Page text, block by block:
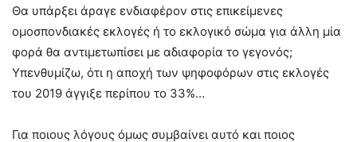
Θα υπάρξει άραγε ενδιαφέρον στις επικείμενες
ομοσπονδιακές εκλογές ή το εκλογικό σώμα για άλλη μία
φορά θα αντιμετωπίσει με αδιαφορία το γεγονός;
Υπενθυμίζω, ότι η αποχή των ψηφοφόρων στις εκλογές
του 2019 άγγιξε περίπου το 33%…
Για ποιους λόγους όμως συμβαίνει αυτό και ποιος